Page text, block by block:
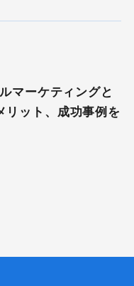
マーケティングと
リット、成功事例を